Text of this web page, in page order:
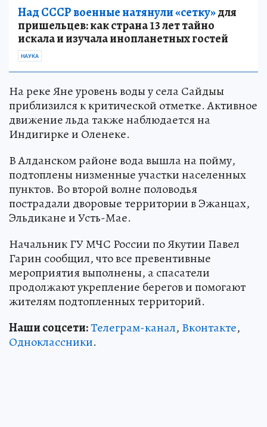
Над СССР военные натянули «сетку»для
пришельцев: как страна 13 лет тайно
искала и изучала инопланетных гостей
НАУКА
На реке Яне уровень воды у села Сайдыы
приблизился к критической отметке. Активное
движение льда также наблюдается на
Индигирке и Оленеке.
В Алданском районе вода вышла на пойму,
подтоплены низменные участки населенных
пунктов. Во второй волне половодья
пострадали дворовые территории в Эжанцах,
Эльдикане и Усть-Мае.
Начальник ГУ МЧС России по Якутии Павел
Гарин сообщил, что все превентивные
мероприятия выполнены, а спасатели
продолжают укрепление берегов и помогают
жителям подтопленных территорий.
Наши соцсети:Телеграм-канал, Вконтакте,
Одноклассники.